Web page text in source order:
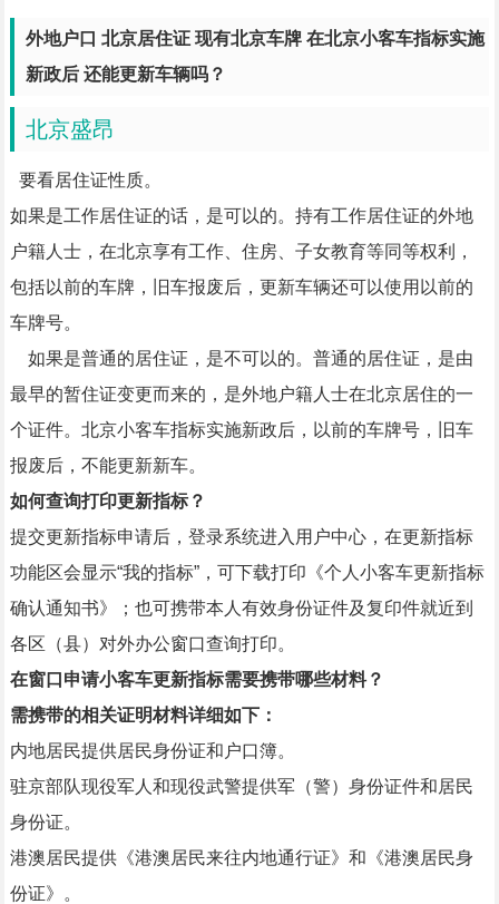
外地户口 北京居住证 现有北京车牌 在北京小客车指标实施
新政后 还能更新车辆吗？
北京盛昂
要看居住证性质。
如果是工作居住证的话，是可以的。持有工作居住证的外地
户籍人士，在北京享有工作、住房、子女教育等同等权利，
包括以前的车牌，旧车报废后，更新车辆还可以使用以前的
车牌号。
如果是普通的居住证，是不可以的。普通的居住证，是由
最早的暂住证变更而来的，是外地户籍人士在北京居住的一
个证件。北京小客车指标实施新政后，以前的车牌号，旧车
报废后，不能更新新车。
如何查询打印更新指标？
提交更新指标申请后，登录系统进入用户中心，在更新指标
功能区会显示“我的指标”，可下载打印《个人小客车更新指标
确认通知书》；也可携带本人有效身份证件及复印件就近到
各区（县）对外办公窗口查询打印。
在窗口申请小客车更新指标需要携带哪些材料？
需携带的相关证明材料详细如下：
内地居民提供居民身份证和户口簿。
驻京部队现役军人和现役武警提供军（警）身份证件和居民
身份证。
港澳居民提供《港澳居民来往内地通行证》和《港澳居民身
份证》。